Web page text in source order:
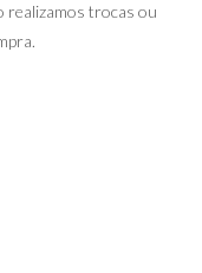
realizamos trocas ou